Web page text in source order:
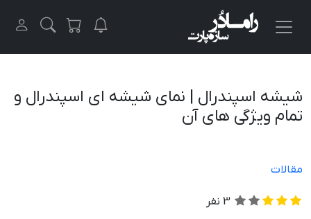
شیشه اسپندرال | نمای شیشه ای اسپندرال و
تمام ویژگی های آن
مقالات
3 نفر